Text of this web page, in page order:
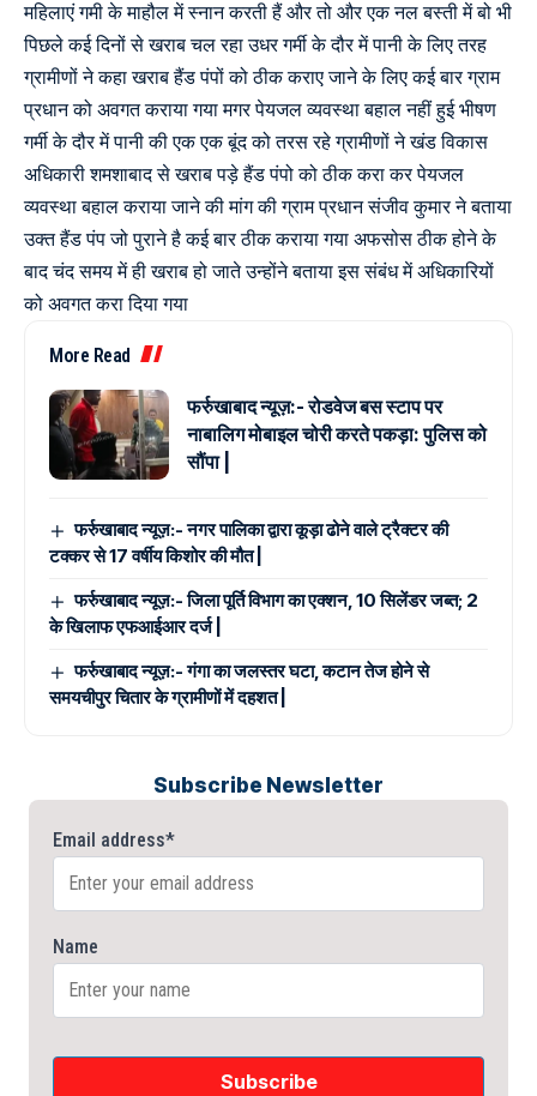
महिलाएं गमी के माहौल में स्नान करती हैं और तो और एक नल बस्ती में बो भी
पिछले कई दिनों से खराब चल रहा उधर गर्मी के दौर में पानी के लिए तरह
ग्रामीणों ने कहा खराब हैंड पंपों को ठीक कराए जाने के लिए कई बार ग्राम
प्रधान को अवगत कराया गया मगर पेयजल व्यवस्था बहाल नहीं हुई भीषण
गर्मी के दौर में पानी की एक एक बूंद को तरस रहे ग्रामीणों ने खंड विकास
अधिकारी शमशाबाद से खराब पड़े हैंड पंपो को ठीक करा कर पेयजल
व्यवस्था बहाल कराया जाने की मांग की ग्राम प्रधान संजीव कुमार ने बताया
उक्त हैंड पंप जो पुराने है कई बार ठीक कराया गया अफसोस ठीक होने के
बाद चंद समय में ही खराब हो जाते उन्होंने बताया इस संबंध में अधिकारियों
को अवगत करा दिया गया
More Read
फर्रुखाबाद न्यूज़:- रोडवेज बस स्टाप पर
नाबालिग मोबाइल चोरी करते पकड़ा: पुलिस को
सौंपा |
फर्रुखाबाद न्यूज़:- नगर पालिका द्वारा कूड़ा ढोने वाले ट्रैक्टर की
टक्कर से 17 वर्षीय किशोर की मौत |
फर्रुखाबाद न्यूज़:- जिला पूर्ति विभाग का एक्शन, 10 सिलेंडर जब्त; 2
के खिलाफ एफआईआर दर्ज |
फर्रुखाबाद न्यूज़:- गंगा का जलस्तर घटा, कटान तेज होने से
समयचीपुर चितार के ग्रामीणों में दहशत |
Subscribe Newsletter
Email address*
Name